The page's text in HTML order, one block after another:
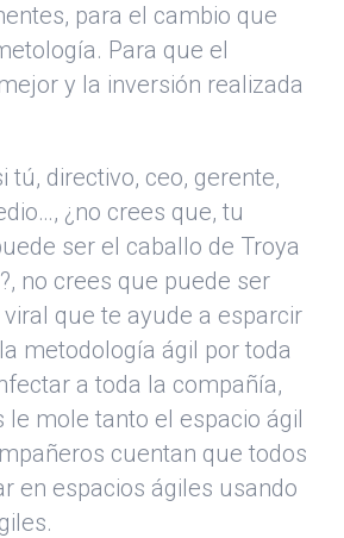
para el cambio que
Para que el
y la inversión realizada
tú, directivo, ceo, gerente,
¿no crees que, tu
ser el caballo de Troya
no crees que puede ser
que te ayude a esparcir
metodología ágil por toda
a toda la compañía,
le mole tanto el espacio ágil
cuentan que todos
en espacios ágiles usando